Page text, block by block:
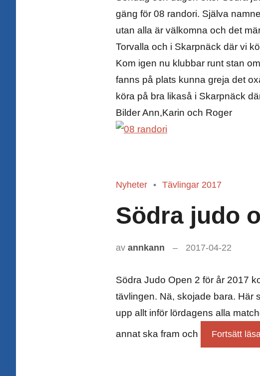
gäng för 08 randori. Själva
utan alla är välkomna och det
Torvalla och i Skarpnäck där vi
Kom igen nu klubbar runt stan
fanns på plats kunna greja det
köra på bra likaså i Skarpnäck
Bilder Ann,Karin och Roger
Nyheter Tävlingar 2017
Södra judo
av annkann 2017-04-22
Södra Judo Open 2 för år 2017
tävlingen. Nä, skojade bara. Här
upp allt inför lördagens alla
annat ska fram och
Fortsätt läsa